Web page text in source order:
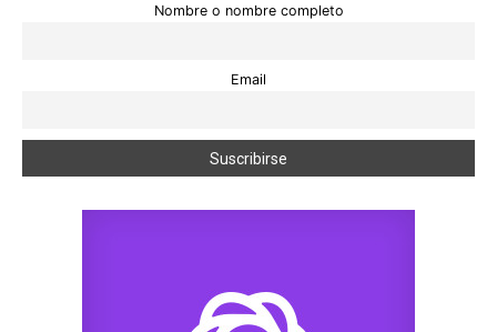
Nombre o nombre completo
Email